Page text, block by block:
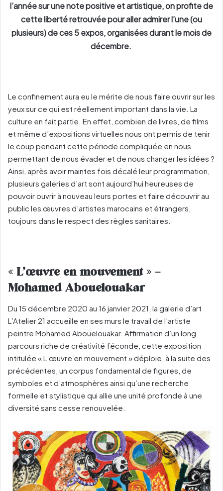
l’année sur une note positive et artistique, on profite de
cette liberté retrouvée pour aller admirer l’une (ou
plusieurs) de ces 5 expos, organisées durant le mois de
décembre.
Le confinement aura eu le mérite de nous faire ouvrir sur les
yeux sur ce qui est réellement important dans la vie. La
culture en fait partie. En effet, combien de livres, de films
et même d’expositions virtuelles nous ont permis de tenir
le coup pendant cette période compliquée en nous
permettant de nous évader et de nous changer les idées ?
Ainsi, après avoir maintes fois décalé leur programmation,
plusieurs galeries d’art sont aujourd’hui heureuses de
pouvoir ouvrir à nouveau leurs portes et faire découvrir au
public les œuvres d’artistes marocains et étrangers,
toujours dans le respect des règles sanitaires.
« L’œuvre en mouvement » –
Mohamed Abouelouakar
Du 15 décembre 2020 au 16 janvier 2021, la galerie d’art
L’Atelier 21 accueille en ses murs le travail de l’artiste
peintre Mohamed Abouelouakar. Affirmation d’un long
parcours riche de créativité féconde, cette exposition
intitulée « L’œuvre en mouvement » déploie, à la suite des
précédentes, un corpus fondamental de figures, de
symboles et d’atmosphères ainsi qu’une recherche
formelle et stylistique qui allie une unité profonde à une
diversité sans cesse renouvelée.